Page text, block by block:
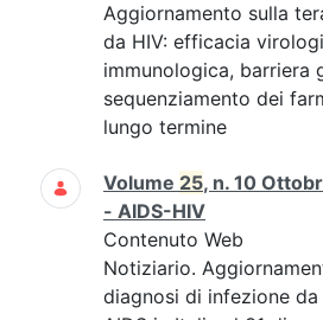
Aggiornamento sulla
da HIV: efficacia
immunologica, barriera
sequenziamento dei
lungo termine
Volume 25, n. 10
- AIDS-HIV
Contenuto Web
Notiziario.
diagnosi di infezione